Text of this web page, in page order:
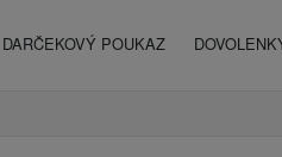
DARČEKOVÝ POUKAZ